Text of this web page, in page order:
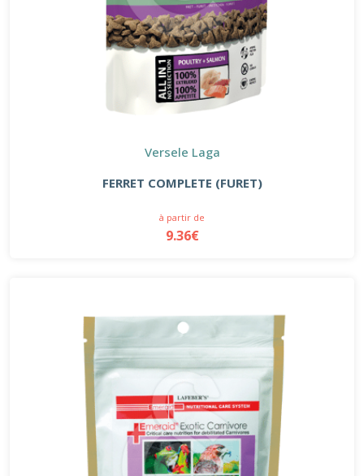
Versele Laga
FERRET COMPLETE (FURET)
à partir de
9.36€